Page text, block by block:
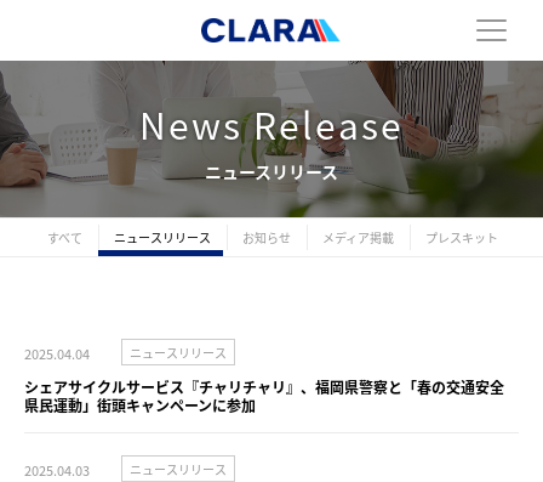
News Release
ニュースリリース
すべて ニュースリリース お知らせ メディア掲載 プレスキット
2025.04.04 ニュースリリース
シェアサイクルサービス『チャリチャリ』、福岡県警察と「春の交通安全
県民運動」街頭キャンペーンに参加
2025.04.03 ニュースリリース